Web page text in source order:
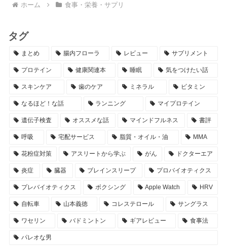
ホーム 食事・栄養・サプリ
タグ
まとめ 腸内フローラ レビュー サプリメント
プロテイン 健康関連本 睡眠 気をつけたい話
スキンケア 歯のケア ミネラル ビタミン
なるほど！な話 ランニング マイプロテイン
遺伝子検査 オススメな話 マインドフルネス 書評
呼吸 宅配サービス 脂質・オイル・油 MMA
花粉症対策 アスリートから学ぶ がん ドクターエア
炎症 臓器 ブレインスリープ プロバイオティクス
プレバイオティクス ボクシング Apple Watch HRV
自転車 山本義徳 コレステロール サングラス
ワセリン バドミントン ギアレビュー 食事法
パレオな男